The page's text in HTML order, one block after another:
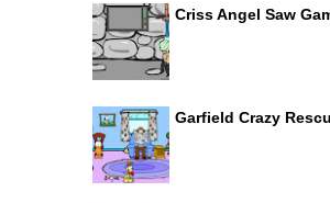
Criss Angel Saw
Garfield Crazy